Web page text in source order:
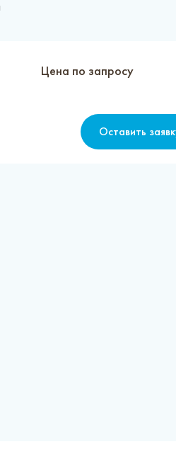
Цена по запросу
Оставить